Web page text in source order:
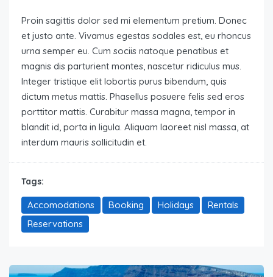
Proin sagittis dolor sed mi elementum pretium. Donec
et justo ante. Vivamus egestas sodales est, eu rhoncus
urna semper eu. Cum sociis natoque penatibus et
magnis dis parturient montes, nascetur ridiculus mus.
Integer tristique elit lobortis purus bibendum, quis
dictum metus mattis. Phasellus posuere felis sed eros
porttitor mattis. Curabitur massa magna, tempor in
blandit id, porta in ligula. Aliquam laoreet nisl massa, at
interdum mauris sollicitudin et.
Tags:
Accomodations Booking Holidays
Rentals
Reservations